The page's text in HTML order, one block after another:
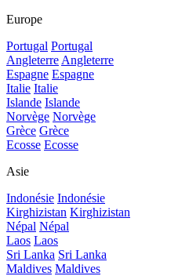
Europe
Portugal Portugal
Angleterre Angleterre
Espagne Espagne
Italie Italie
Islande Islande
Norvège Norvège
Grèce Grèce
Ecosse Ecosse
Asie
Indonésie Indonésie
Kirghizistan Kirghizistan
Népal Népal
Laos Laos
Sri Lanka Sri Lanka
Maldives Maldives